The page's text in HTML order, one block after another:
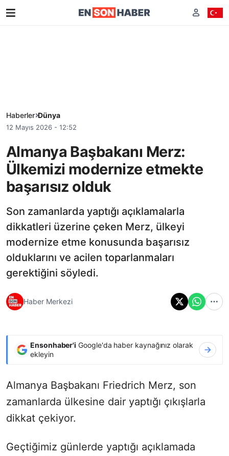
Haberler Dünya
12 Mayıs 2026 - 12:52
Almanya Başbakanı Merz:
Ülkemizi modernize etmekte
başarısız olduk
Son zamanlarda yaptığı açıklamalarla
dikkatleri üzerine çeken Merz, ülkeyi
modernize etme konusunda başarısız
olduklarını ve acilen toparlanmaları
gerektiğini söyledi.
Haber Merkezi
Ensonhaber'i Google'da haber kaynağınız olarak
ekleyin
Almanya Başbakanı Friedrich Merz, son
zamanlarda ülkesine dair yaptığı çıkışlarla
dikkat çekiyor.
Geçtiğimiz günlerde yaptığı açıklamada